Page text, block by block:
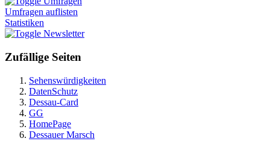
Umfragen auflisten
Statistiken
Newsletter
Zufällige Seiten
Sehenswürdigkeiten
DatenSchutz
Dessau-Card
GG
HomePage
Dessauer Marsch